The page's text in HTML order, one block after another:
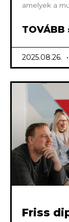
amelyek a
TOVÁBB
2025.08.26.
Friss